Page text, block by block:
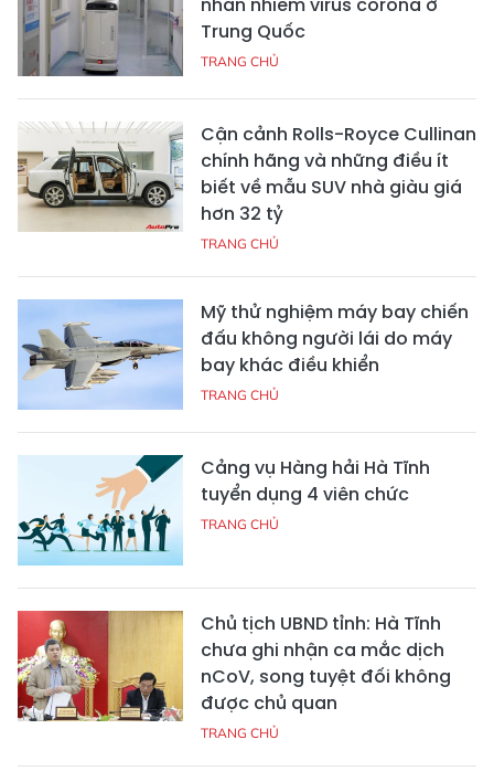
Trung Quốc
TRANG CHỦ
Cận cảnh Rolls-Royce Cullinan
chính hãng và những điều ít
biết về mẫu SUV nhà giàu giá
hơn 32 tỷ
TRANG CHỦ
Mỹ thử nghiệm máy bay chiến
đấu không người lái do máy
bay khác điều khiển
TRANG CHỦ
Cảng vụ Hàng hải Hà Tĩnh
tuyển dụng 4 viên chức
TRANG CHỦ
Chủ tịch UBND tỉnh: Hà Tĩnh
chưa ghi nhận ca mắc dịch
nCoV, song tuyệt đối không
được chủ quan
TRANG CHỦ